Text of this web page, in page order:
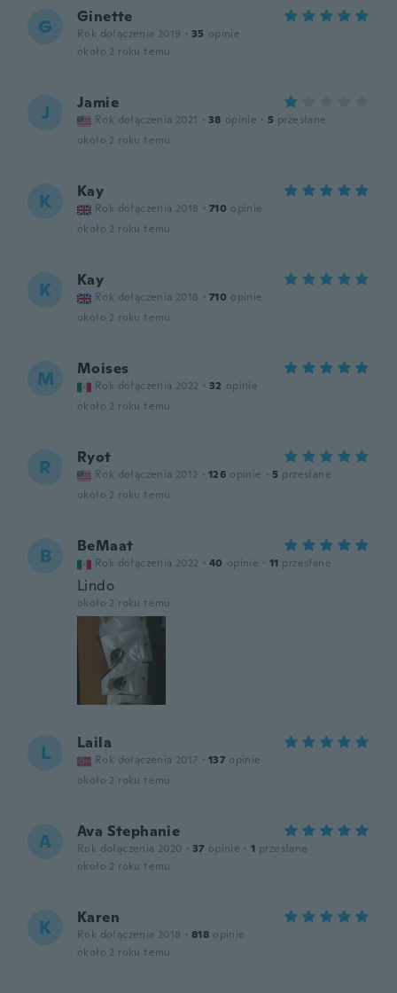
G Ginette
Rok dołączenia 2019 · 35 opinie
około 2 roku temu
J Jamie
Rok dołączenia 2021 · 38 opinie · 5 przesłane
około 2 roku temu
K Kay
Rok dołączenia 2018 · 710 opinie
około 2 roku temu
K Kay
Rok dołączenia 2018 · 710 opinie
około 2 roku temu
M Moises
Rok dołączenia 2022 · 32 opinie
około 2 roku temu
R Ryot
Rok dołączenia 2012 · 126 opinie · 5 przesłane
około 2 roku temu
B BeMaat
Rok dołączenia 2022 · 40 opinie · 11 przesłane
Lindo
około 2 roku temu
L Laila
Rok dołączenia 2017 · 137 opinie
około 2 roku temu
A Ava Stephanie
Rok dołączenia 2020 · 37 opinie · 1 przesłane
około 2 roku temu
K Karen
Rok dołączenia 2018 · 818 opinie
około 2 roku temu